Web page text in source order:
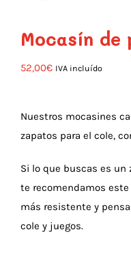
Mocasín de
52,00€ IVA incluído
Nuestros mocasines
zapatos para el cole,
Si lo que buscas es un
te recomendamos este
más resistente y
cole y juegos.